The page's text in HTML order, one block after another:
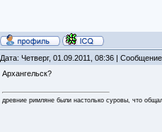
Дата: Четверг, 01.09.2011, 08:36 |
Архангельск?
древние римляне были настолько суровы, что